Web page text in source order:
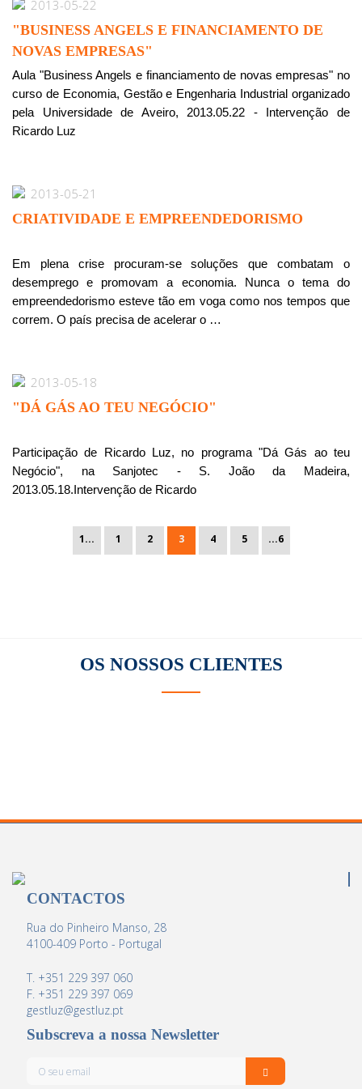
2013-05-22
"BUSINESS ANGELS E FINANCIAMENTO DE
NOVAS EMPRESAS"
Aula "Business Angels e financiamento de novas empresas" no
curso de Economia, Gestão e Engenharia Industrial organizado
pela Universidade de Aveiro, 2013.05.22 - Intervenção de
Ricardo Luz
2013-05-21
CRIATIVIDADE E EMPREENDEDORISMO
Em plena crise procuram-se soluções que combatam o
desemprego e promovam a economia. Nunca o tema do
empreendedorismo esteve tão em voga como nos tempos que
correm. O país precisa de acelerar o …
2013-05-18
"DÁ GÁS AO TEU NEGÓCIO"
Participação de Ricardo Luz, no programa "Dá Gás ao teu
Negócio", na Sanjotec - S. João da Madeira,
2013.05.18.Intervenção de Ricardo
1... 1 2 3 4 5 ...6
OS NOSSOS CLIENTES
CONTACTOS
Rua do Pinheiro Manso, 28
4100-409 Porto - Portugal
T. +351 229 397 060
F. +351 229 397 069
gestluz@gestluz.pt
Subscreva a nossa Newsletter